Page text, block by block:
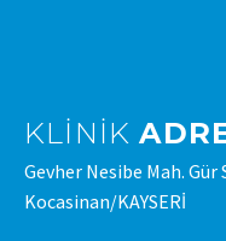
KLINIK
Gevher Nesibe Mah.
Kocasinan/KAYSERİ